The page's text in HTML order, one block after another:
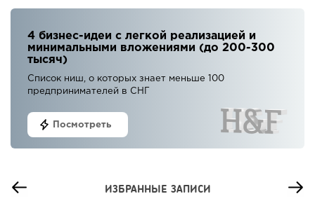
4 бизнес-идеи с легкой реализацией и
минимальными вложениями (до 200-300
тысяч)
Список ниш, о которых знает меньше 100
предпринимателей в СНГ
Посмотреть
ИЗБРАННЫЕ ЗАПИСИ